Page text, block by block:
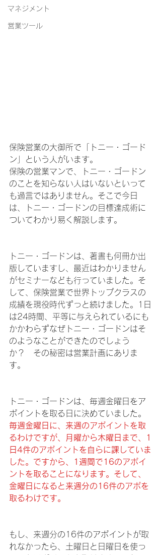
マネジメント
営業ツール
保険営業の大御所で「トニー・ゴード
ン」という人がいます。
保険の営業マンで、トニー・ゴードン
のことを知らない人はいないといって
も過言ではありません。そこで今日
は、トニー・ゴードンの目標達成術に
ついてわかり易く解説します。
トニー・ゴードンは、著書も何冊か出
版していますし、最近はわかりません
がセミナーなども行っていました。そ
して、保険営業で世界トップクラスの
成績を現役時代ずっと続けました。1日
は24時間、平等に与えられているにも
かかわらずなぜトニー・ゴードンはそ
のようなことができたのでしょう
か？　その秘密は営業計画にありま
す。
トニー・ゴードンは、毎週金曜日をア
ポイントを取る日に決めていました。
毎週金曜日に、来週のアポイントを取
るわけですが、月曜から木曜日まで、1
日4件のアポイントを自らに課していま
した。ですから、1週間で16のアポイ
ントを取ることになります。そして、
金曜日になると来週分の16件のアポを
取るわけです。
もし、来週分の16件のアポイントが取
れなかったら、土曜日と日曜日を使っ